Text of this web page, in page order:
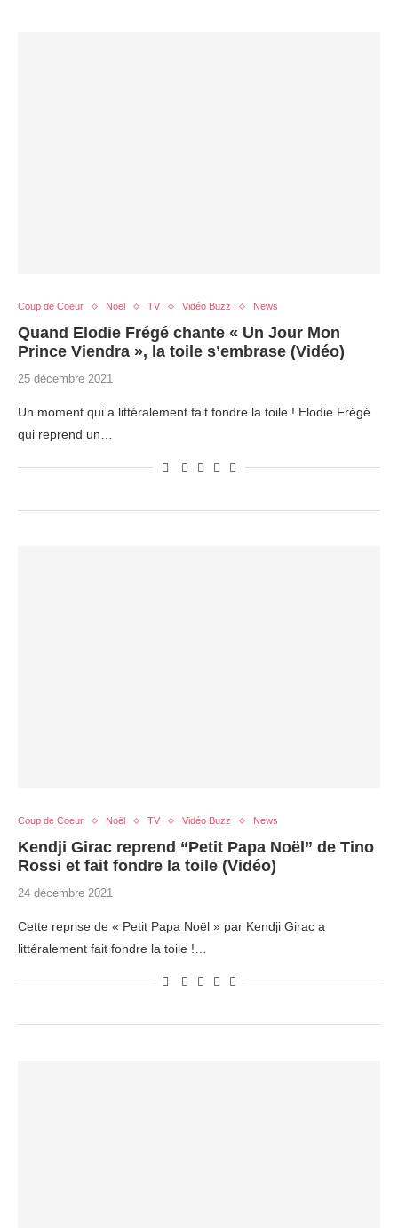
Coup de Coeur Noël TV Vidéo Buzz News
Quand Elodie Frégé chante « Un Jour Mon
Prince Viendra », la toile s’embrase (Vidéo)
25 décembre 2021
Un moment qui a littéralement fait fondre la toile ! Elodie Frégé
qui reprend un…
Coup de Coeur Noël TV Vidéo Buzz News
Kendji Girac reprend “Petit Papa Noël” de Tino
Rossi et fait fondre la toile (Vidéo)
24 décembre 2021
Cette reprise de « Petit Papa Noël » par Kendji Girac a
littéralement fait fondre la toile !…